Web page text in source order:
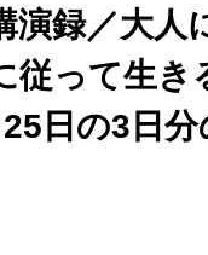
演録／大人
従って生き
日の3日分